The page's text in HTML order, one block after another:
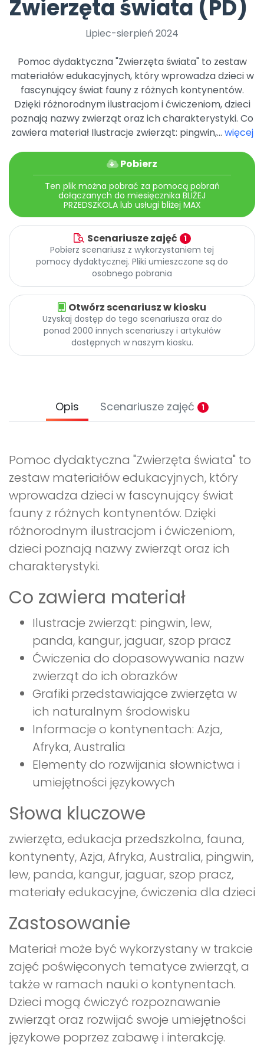
Promocje
Zwierzęta świata (PD)
Lipiec-sierpień 2024
Pomoc dydaktyczna "Zwierzęta świata" to zestaw
materiałów edukacyjnych, który wprowadza dzieci w
fascynujący świat fauny z różnych kontynentów.
Dzięki różnorodnym ilustracjom i ćwiczeniom, dzieci
poznają nazwy zwierząt oraz ich charakterystyki. Co
zawiera materiał Ilustracje zwierząt: pingwin,... więcej
Pobierz
Ten plik można pobrać za pomocą pobrań
dołączanych do miesięcznika BLIŻEJ
PRZEDSZKOLA lub usługi bliżej MAX
Scenariusze zajęć 1
Pobierz scenariusz z wykorzystaniem tej
pomocy dydaktycznej. Pliki umieszczone są do
osobnego pobrania
Otwórz scenariusz w kiosku
Uzyskaj dostęp do tego scenariusza oraz do
ponad 2000 innych scenariuszy i artykułów
dostępnych w naszym kiosku.
Opis Scenariusze zajęć 1
Pomoc dydaktyczna "Zwierzęta świata" to
zestaw materiałów edukacyjnych, który
wprowadza dzieci w fascynujący świat
fauny z różnych kontynentów. Dzięki
różnorodnym ilustracjom i ćwiczeniom,
dzieci poznają nazwy zwierząt oraz ich
charakterystyki.
Co zawiera materiał
Ilustracje zwierząt: pingwin, lew,
panda, kangur, jaguar, szop pracz
Ćwiczenia do dopasowywania nazw
zwierząt do ich obrazków
Grafiki przedstawiające zwierzęta w
ich naturalnym środowisku
Informacje o kontynentach: Azja,
Afryka, Australia
Elementy do rozwijania słownictwa i
umiejętności językowych
Słowa kluczowe
zwierzęta, edukacja przedszkolna, fauna,
kontynenty, Azja, Afryka, Australia, pingwin,
lew, panda, kangur, jaguar, szop pracz,
materiały edukacyjne, ćwiczenia dla dzieci
Zastosowanie
Materiał może być wykorzystany w trakcie
zajęć poświęconych tematyce zwierząt, a
także w ramach nauki o kontynentach.
Dzieci mogą ćwiczyć rozpoznawanie
zwierząt oraz rozwijać swoje umiejętności
językowe poprzez zabawę i interakcję.